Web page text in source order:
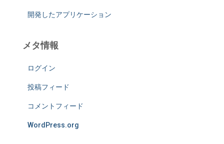
開発したアプリケーション
メタ情報
ログイン
投稿フィード
コメントフィード
WordPress.org